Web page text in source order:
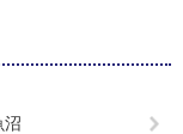
沼